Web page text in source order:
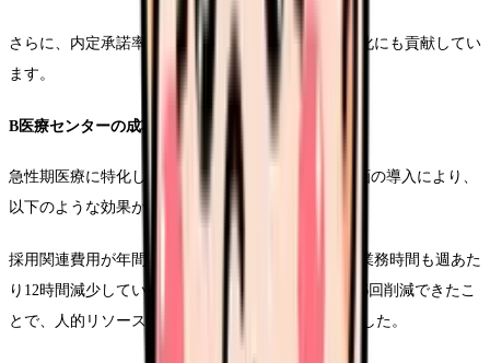
さらに、内定承諾率が23%上昇し、採用活動の効率化にも貢献してい
ます。
B医療センターの成功例
急性期医療に特化したB医療センターでは、採用動画の導入により、
以下のような効果が得られました。
採用関連費用が年間約30%削減され、採用担当者の業務時間も週あた
り12時間減少しています。説明会の開催回数を年間6回削減できたこ
とで、人的リソースの効率的な活用が可能となりました。